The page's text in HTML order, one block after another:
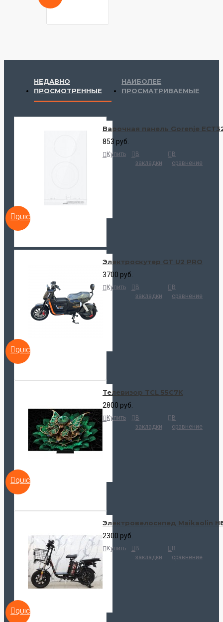
НЕДАВНО
ПРОСМОТРЕННЫЕ
НАИБОЛЕЕ
ПРОСМАТРИВАЕМЫЕ
QUICKVIEW
Варочная панель Gorenje
853 руб.
Купить
В
закладки
В
сравнение
QUICKVIEW
Электроскутер GT U2 PRO
3700 руб.
Купить
В
закладки
В
сравнение
QUICKVIEW
Телевизор TCL 55C7K
2800 руб.
Купить
В
закладки
В
сравнение
QUICKVIEW
Электровелосипед Maikaolin
2300 руб.
Купить
В
закладки
В
сравнение